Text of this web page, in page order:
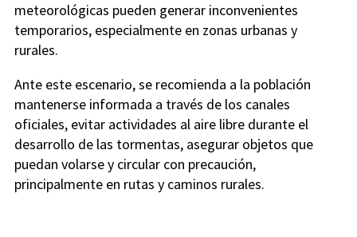
meteorológicas pueden generar inconvenientes
temporarios, especialmente en zonas urbanas y
rurales.
Ante este escenario, se recomienda a la población
mantenerse informada a través de los canales
oficiales, evitar actividades al aire libre durante el
desarrollo de las tormentas, asegurar objetos que
puedan volarse y circular con precaución,
principalmente en rutas y caminos rurales.